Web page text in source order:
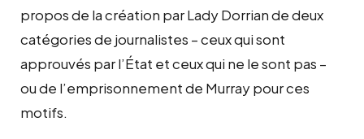
propos de la création par Lady Dorrian de deux
catégories de journalistes – ceux qui sont
approuvés par l’État et ceux qui ne le sont pas –
ou de l’emprisonnement de Murray pour ces
motifs.